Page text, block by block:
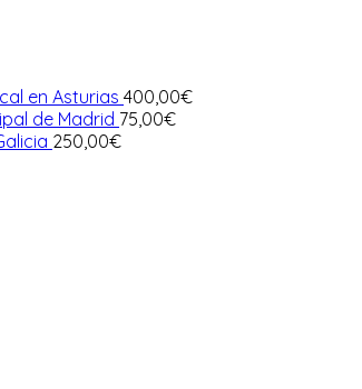
en Asturias 400,00€
de Madrid 75,00€
250,00€